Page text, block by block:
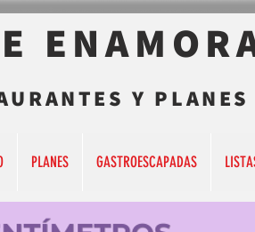
Y PLANES
PLANES GASTROESCAPADAS